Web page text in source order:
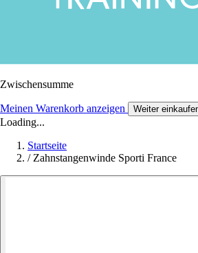
Zwischensumme
Meinen Warenkorb anzeigen Weiter
Loading...
Startseite
/ Zahnstangenwinde Sporti France